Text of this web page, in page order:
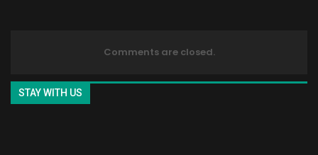
Comments are closed.
STAY WITH US